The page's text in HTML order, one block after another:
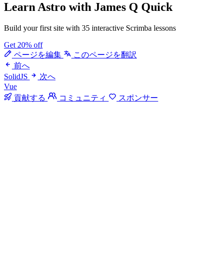
Learn Astro with James Q Quick
Build your first site with 35 interactive Scrimba lessons
Get 20% off
ページを編集
このページを翻訳
前へ
SolidJS
次へ
Vue
貢献する
コミュニティ スポンサー